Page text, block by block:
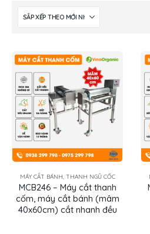
MÁY CẮT BÁNH, THANH NGŨ CỐC
MCB246 – Máy cắt thanh
cốm, máy cắt bánh (mâm
40x60cm) cắt nhanh đều